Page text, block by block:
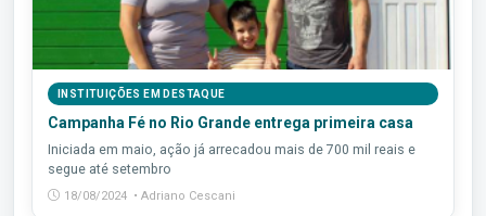
INSTITUIÇÕES EM DESTAQUE
Campanha Fé no Rio Grande entrega primeira casa
Iniciada em maio, ação já arrecadou mais de 700 mil reais e
segue até setembro
18/08/2024 • Adriano Cescani